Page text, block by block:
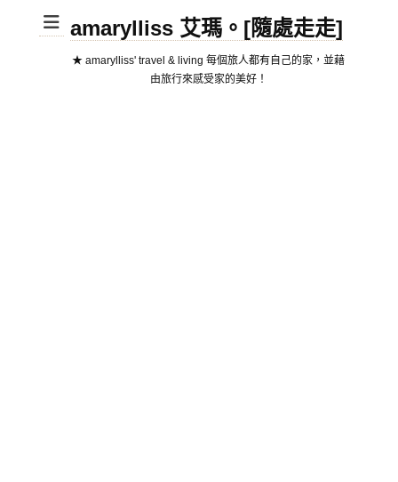
amarylliss 艾瑪。[隨處走走]
★ amarylliss' travel & living 每個旅人都有自己的家，並藉
由旅行來感受家的美好！